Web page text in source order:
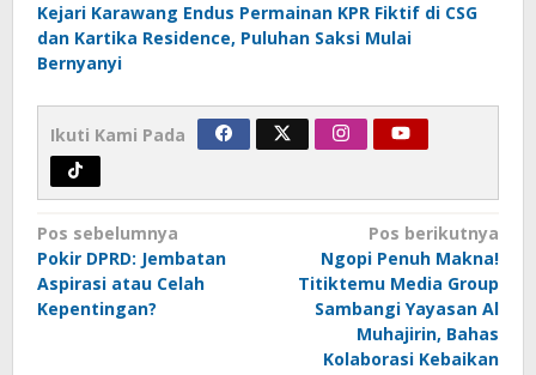
Kejari Karawang Endus Permainan KPR Fiktif di CSG
dan Kartika Residence, Puluhan Saksi Mulai
Bernyanyi
Ikuti Kami Pada
Navigasi
pos
Pos sebelumnya
Pokir DPRD: Jembatan
Aspirasi atau Celah
Kepentingan?
Pos berikutnya
Ngopi Penuh Makna!
Titiktemu Media Group
Sambangi Yayasan Al
Muhajirin, Bahas
Kolaborasi Kebaikan